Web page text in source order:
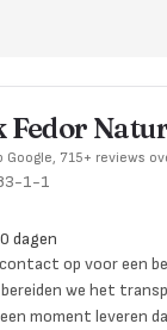
Fedor
Google, 715+ reviews
1-1
dagen
op voor een
we het
moment leveren